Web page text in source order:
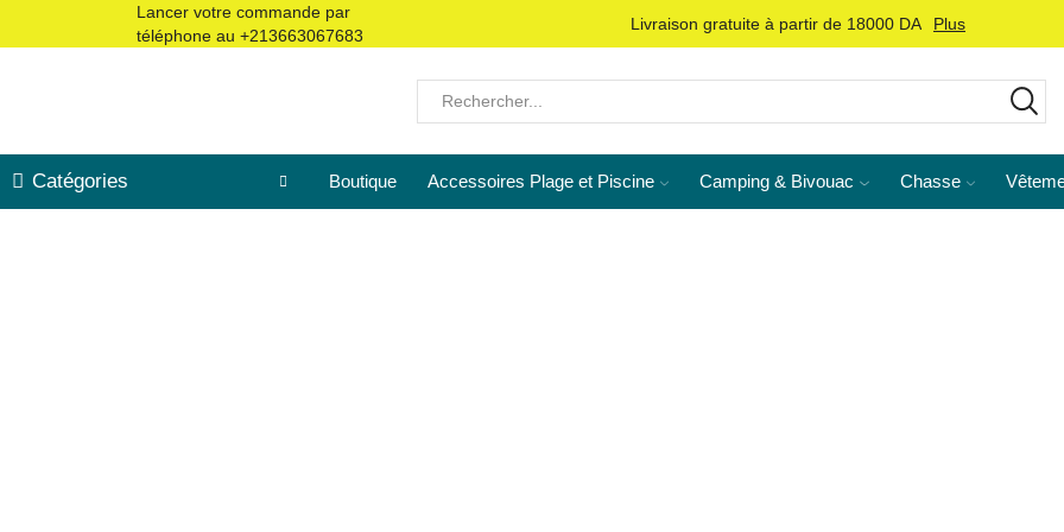
Lancer votre commande par
téléphone au +213663067683
Livraison gratuite à partir de 18000 DA Plus
Catégories Boutique Accessoires Plage et Piscine Camping & Bivouac Chasse